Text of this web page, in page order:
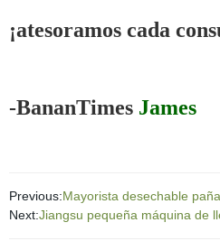
¡atesoramos cada
-BananTimesJames
Previous:Mayorista desechable
Next:Jiangsu pequeña máquina de